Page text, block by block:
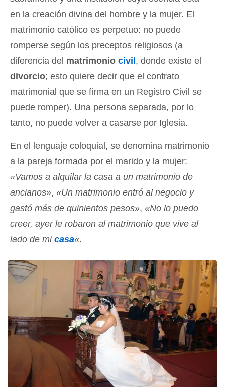
en la creación divina del hombre y la mujer. El
matrimonio católico es perpetuo: no puede
romperse según los preceptos religiosos (a
diferencia del matrimonio civil , donde existe el
divorcio; esto quiere decir que el contrato
matrimonial que se firma en un Registro Civil se
puede romper). Una persona separada, por lo
tanto, no puede volver a casarse por Iglesia.
En el lenguaje coloquial, se denomina matrimonio
a la pareja formada por el marido y la mujer:
«Vamos a alquilar la casa a un matrimonio de
ancianos», «Un matrimonio entró al negocio y
gastó más de quinientos pesos», «No lo puedo
creer, ayer le robaron al matrimonio que vive al
lado de mi casa«.